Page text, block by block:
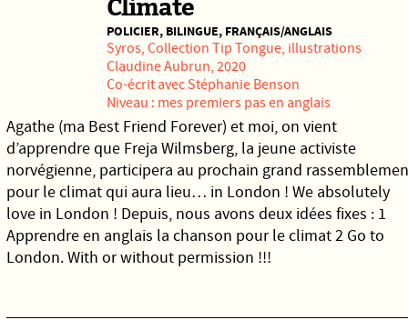
POLICIER, BILINGUE, FRANÇAIS/ANGLAIS
Syros, Collection Tip Tongue, illustrations
Claudine Aubrun, 2020
Co-écrit avec Stéphanie Benson
Niveau : mes premiers pas en anglais
Agathe (ma Best Friend Forever) et moi, on vient
d’apprendre que Freja Wilmsberg, la jeune activiste
norvégienne, participera au prochain grand
pour le climat qui aura lieu… in London ! We absolutely
love in London ! Depuis, nous avons deux idées fixes : 1
Apprendre en anglais la chanson pour le climat 2 Go to
London. With or without permission !!!